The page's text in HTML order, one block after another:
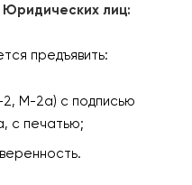
Юридических лиц:
предъявить:
М-2а) с подписью
с печатью;